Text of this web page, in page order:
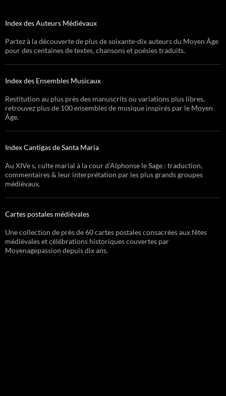
Index des Auteurs Médiévaux
Partez à la découverte de plus de soixante-dix auteurs du Moyen Âge
pour des centaines de textes, chansons et poésies traduits.
Index des Ensembles Musicaux
Restitution au plus près des manuscrits ou variations plus libres,
retrouvez plus de 100 ensembles de musique inspirés par le Moyen
Âge.
Index Cantigas de Santa Maria
Au XIVe s, culte marial à la cour d’Alphonse le Sage : traduction,
commentaires & leur interprétation par les plus grands groupes
médiévaux.
Cartes postales médiévales
Une collection de près de 60 cartes postales consacrées aux fêtes
médiévales et célébrations historiques couvertes par
Moyenagepassion depuis dix ans.